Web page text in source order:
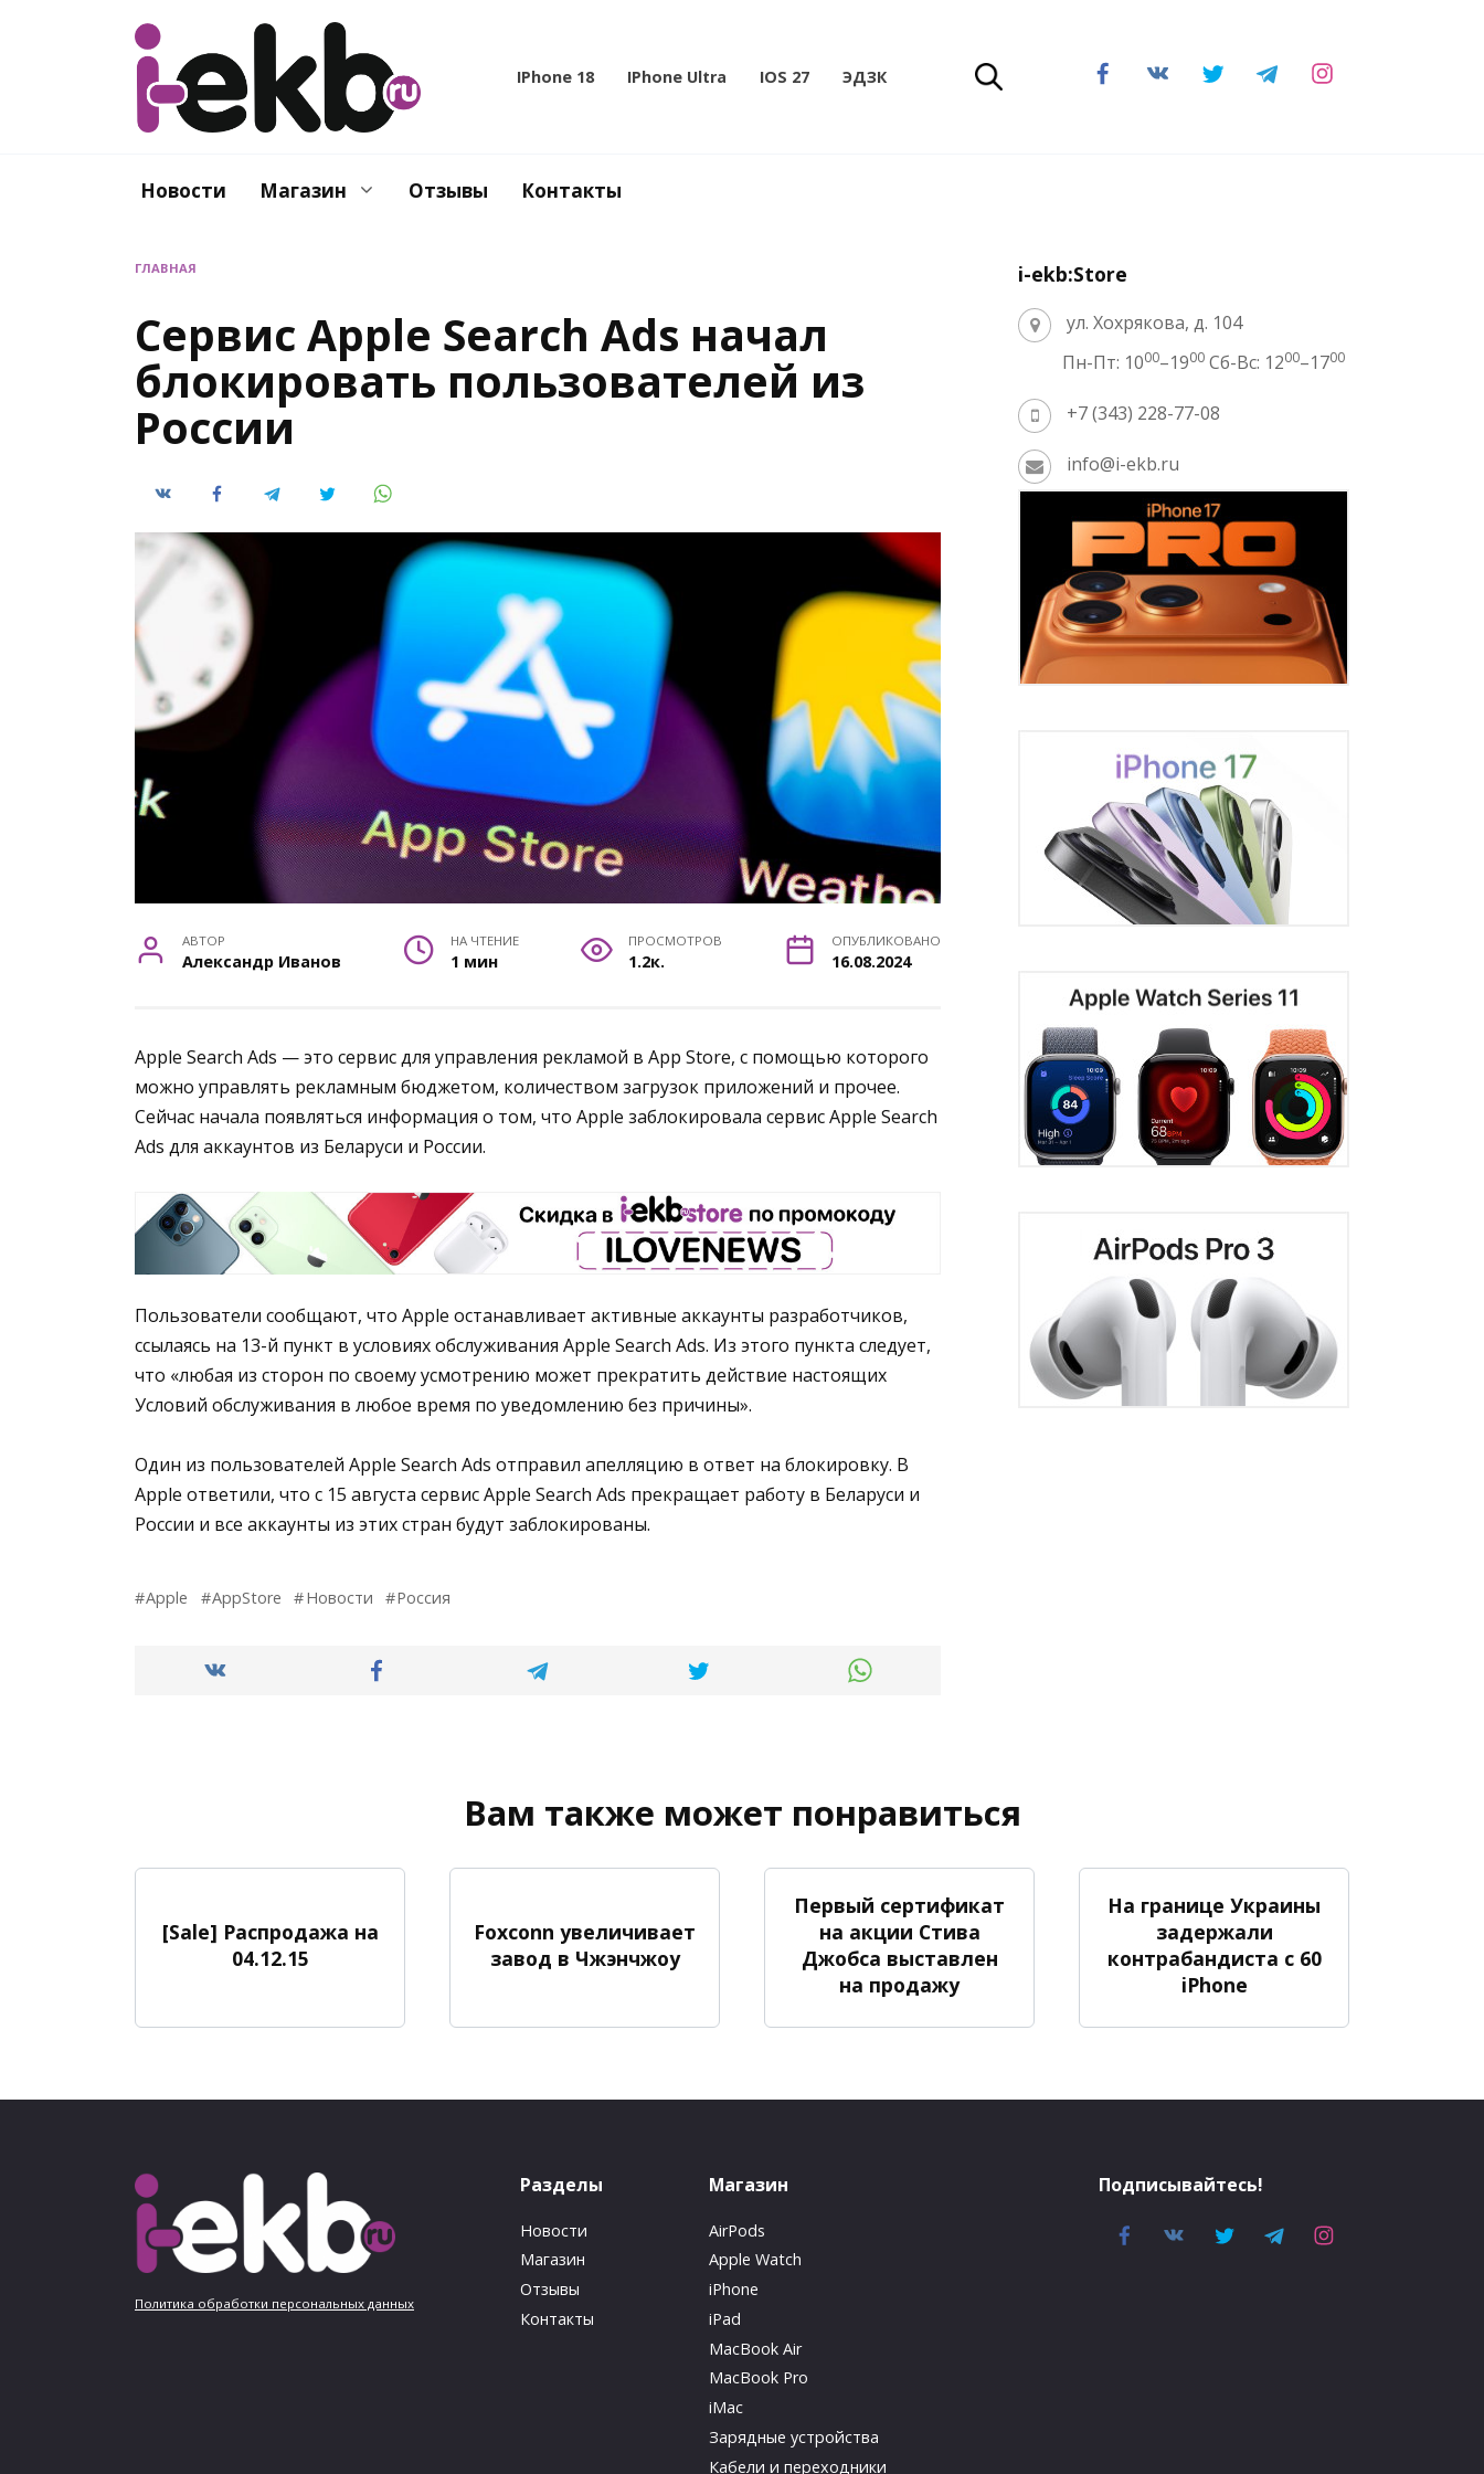
IPhone 18 IPhone Ultra IOS 27 ЭДЗК
Новости Магазин Отзывы Контакты
ГЛАВНАЯ
Сервис Apple Search Ads начал
блокировать пользователей из
России
АВТОР
Александр Иванов
НА ЧТЕНИЕ
1 мин
ПРОСМОТРОВ
1.2к.
ОПУБЛИКОВАНО
16.08.2024
Apple Search Ads — это сервис для управления рекламой в App Store, с помощью которого
можно управлять рекламным бюджетом, количеством загрузок приложений и прочее.
Сейчас начала появляться информация о том, что Apple заблокировала сервис Apple Search
Ads для аккаунтов из Беларуси и России.
Пользователи сообщают, что Apple останавливает активные аккаунты разработчиков,
ссылаясь на 13-й пункт в условиях обслуживания Apple Search Ads. Из этого пункта следует,
что «любая из сторон по своему усмотрению может прекратить действие настоящих
Условий обслуживания в любое время по уведомлению без причины».
Один из пользователей Apple Search Ads отправил апелляцию в ответ на блокировку. В
Apple ответили, что с 15 августа сервис Apple Search Ads прекращает работу в Беларуси и
России и все аккаунты из этих стран будут заблокированы.
Apple AppStore Новости Россия
i-ekb:Store
ул. Хохрякова, д. 104
Пн-Пт: 1000–1900 Сб-Вс: 1200–1700
+7 (343) 228-77-08
info@i-ekb.ru
Вам также может понравиться
[Sale] Распродажа на
04.12.15
Foxconn увеличивает
завод в Чжэнчжоу
Первый сертификат
на акции Стива
Джобса выставлен
на продажу
На границе Украины
задержали
контрабандиста с 60
iPhone
Политика обработки персональных данных
Разделы
Новости
Магазин
Отзывы
Контакты
Магазин
AirPods
Apple Watch
iPhone
iPad
MacBook Air
MacBook Pro
iMac
Зарядные устройства
Кабели и переходники
Подписывайтесь!